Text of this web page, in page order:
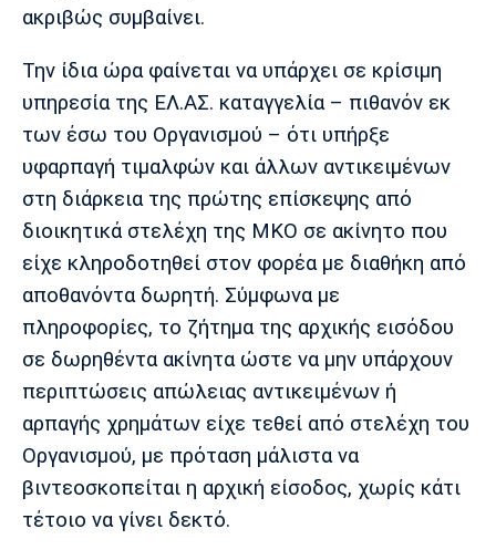
ακριβώς συμβαίνει.
Την ίδια ώρα φαίνεται να υπάρχει σε κρίσιμη
υπηρεσία της ΕΛ.ΑΣ. καταγγελία – πιθανόν εκ
των έσω του Οργανισμού – ότι υπήρξε
υφαρπαγή τιμαλφών και άλλων αντικειμένων
στη διάρκεια της πρώτης επίσκεψης από
διοικητικά στελέχη της ΜΚΟ σε ακίνητο που
είχε κληροδοτηθεί στον φορέα με διαθήκη από
αποθανόντα δωρητή. Σύμφωνα με
πληροφορίες, το ζήτημα της αρχικής εισόδου
σε δωρηθέντα ακίνητα ώστε να μην υπάρχουν
περιπτώσεις απώλειας αντικειμένων ή
αρπαγής χρημάτων είχε τεθεί από στελέχη του
Οργανισμού, με πρόταση μάλιστα να
βιντεοσκοπείται η αρχική είσοδος, χωρίς κάτι
τέτοιο να γίνει δεκτό.